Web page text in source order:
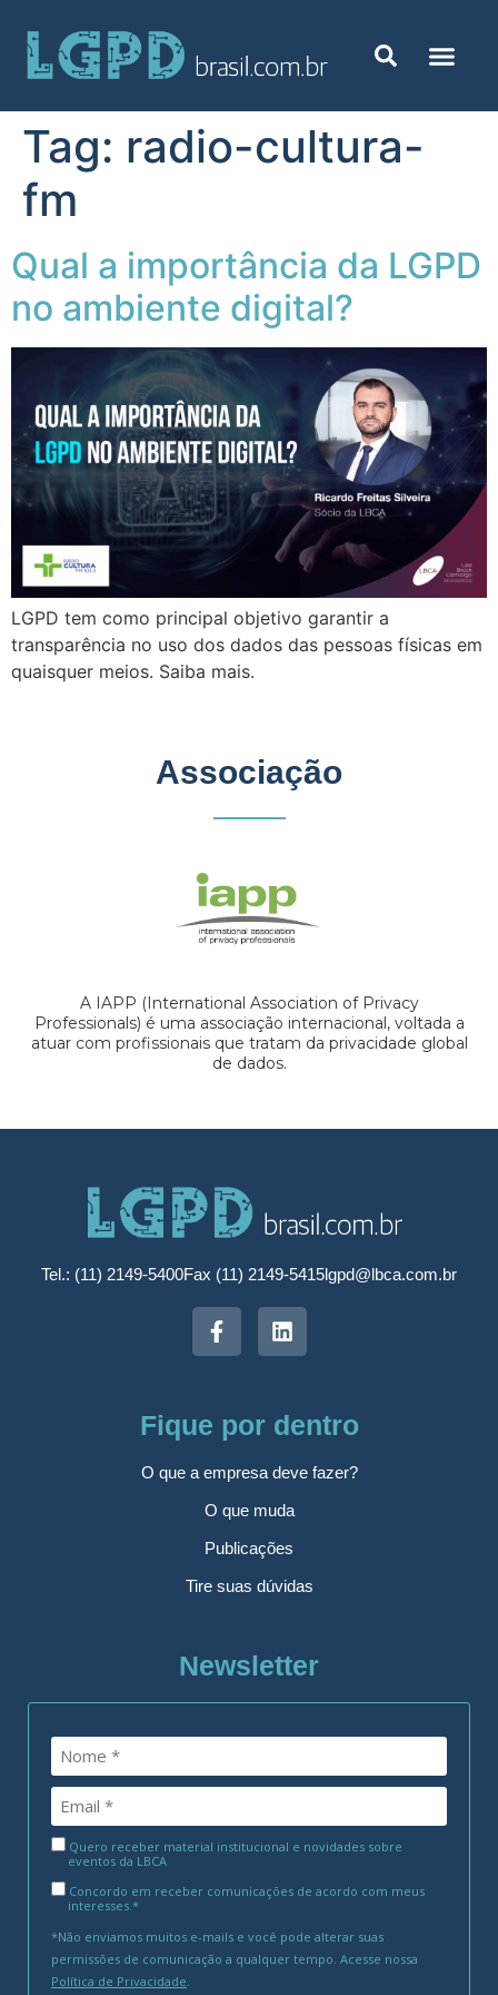
Tag: radio-cultura-
fm
Qual a importância da LGPD
no ambiente digital?
LGPD tem como principal objetivo garantir a
transparência no uso dos dados das pessoas físicas em
quaisquer meios. Saiba mais.
Associação
A IAPP (International Association of Privacy
Professionals) é uma associação internacional, voltada a
atuar com profissionais que tratam da privacidade global
de dados.
Tel.: (11) 2149-5400Fax (11) 2149-5415lgpd@lbca.com.br
Fique por dentro
O que a empresa deve fazer?
O que muda
Publicações
Tire suas dúvidas
Newsletter
Quero receber material institucional e novidades sobre
eventos da LBCA
Concordo em receber comunicações de acordo com meus
interesses.*
*Não enviamos muitos e-mails e você pode alterar suas
permissões de comunicação a qualquer tempo. Acesse nossa
Política de Privacidade